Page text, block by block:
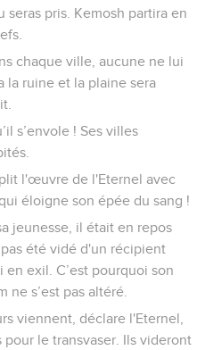
seras pris. Kemosh partira en
chaque ville, aucune ne lui
la ruine et la plaine sera
s’envole ! Ses villes
l'œuvre de l'Eternel avec
éloigne son épée du sang !
jeunesse, il était en repos
été vidé d'un récipient
en exil. C’est pourquoi son
ne s’est pas altéré.
viennent, déclare l'Eternel,
le transvaser. Ils videront